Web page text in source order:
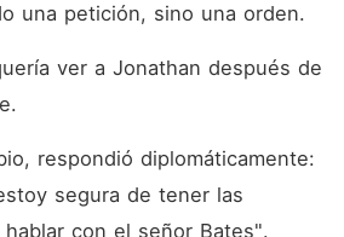
una petición, sino una orden.
ver a Jonathan después de
respondió diplomáticamente:
segura de tener las
con el señor Bates".